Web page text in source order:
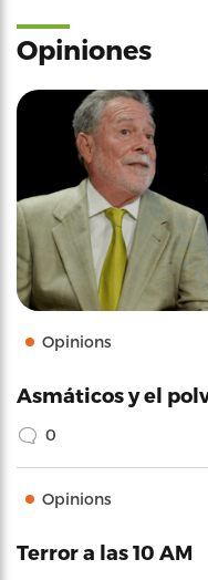
Opiniones
Opinions
Asmáticos y el
0
Opinions
Terror a las 10 AM